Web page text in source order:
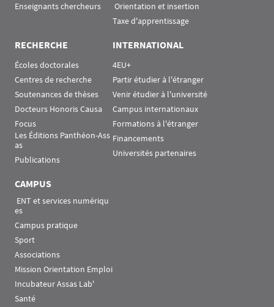
Enseignants chercheurs
Orientation et insertion
Taxe d'apprentissage
RECHERCHE
Écoles doctorales
Centres de recherche
Soutenances de thèses
Docteurs Honoris Causa
Focus
Les Éditions Panthéon-Ass
as
Publications
INTERNATIONAL
4EU+
Partir étudier à l'étranger
Venir étudier à l'université
Campus internationaux
Formations à l'étranger
Financements
Universités partenaires
CAMPUS
es
Campus pratique
Sport
Associations
Mission Orientation Emploi
Incubateur Assas Lab'
Santé